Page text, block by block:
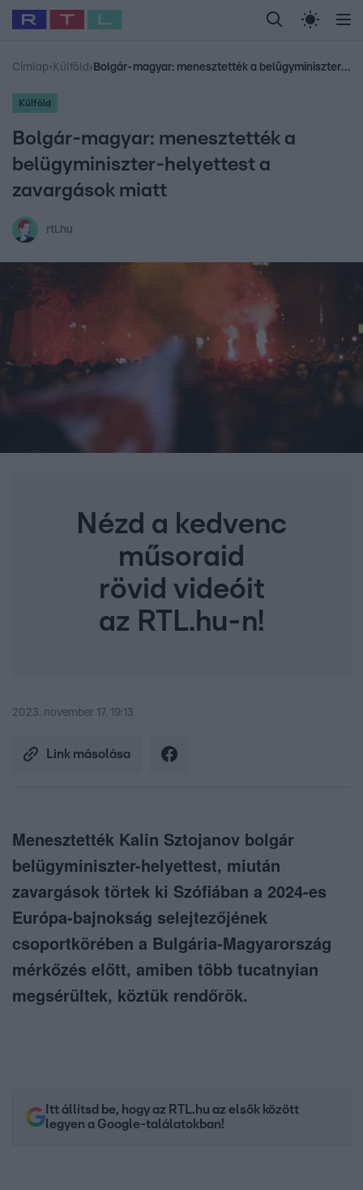
Legfrissebb RTL Híradó Randi Celeb vagyok,
Babits Marcella Most Wanted Gallusz
Címlap› Külföld › Bolgár-magyar: menesztették a belügyminiszter-helyettest a zavargások miatt
Külföld
Bolgár-magyar: menesztették a
belügyminiszter-helyettest a
zavargások miatt
rtl.hu
Nézd a kedvenc
műsoraid
rövid videóit
az RTL.hu-n!
2023. november 17. 19:13
Link másolása
Menesztették Kalin Sztojanov bolgár
belügyminiszter-helyettest, miután
zavargások törtek ki Szófiában a 2024-es
Európa-bajnokság selejtezőjének
csoportkörében a Bulgária-Magyarország
mérkőzés előtt, amiben több tucatnyian
megsérültek, köztük rendőrök.
Itt állítsd be, hogy az RTL.hu az elsők között
legyen a Google-találatokban!